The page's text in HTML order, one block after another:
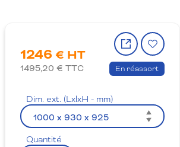
1246 € HT
1495,20 € TTC
Partager
le
produit
à
la
En réassort
Dim. ext. (LxlxH - mm)
Quantité